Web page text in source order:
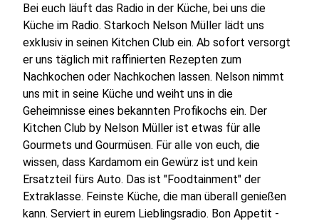
Bei euch läuft das Radio in der Küche, bei uns die
Küche im Radio. Starkoch Nelson Müller lädt uns
exklusiv in seinen Kitchen Club ein. Ab sofort versorgt
er uns täglich mit raffinierten Rezepten zum
Nachkochen oder Nachkochen lassen. Nelson nimmt
uns mit in seine Küche und weiht uns in die
Geheimnisse eines bekannten Profikochs ein. Der
Kitchen Club by Nelson Müller ist etwas für alle
Gourmets und Gourmüsen. Für alle von euch, die
wissen, dass Kardamom ein Gewürz ist und kein
Ersatzteil fürs Auto. Das ist "Foodtainment" der
Extraklasse. Feinste Küche, die man überall genießen
kann. Serviert in eurem Lieblingsradio. Bon Appetit -